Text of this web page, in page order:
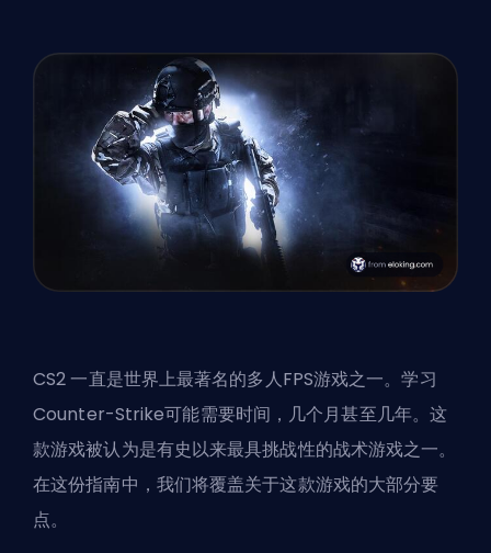
CS2 一直是世界上最著名的多人FPS游戏之一。学习
Counter-Strike可能需要时间，几个月甚至几年。这
款游戏被认为是有史以来最具挑战性的战术游戏之一。
在这份指南中，我们将覆盖关于这款游戏的大部分要
点。